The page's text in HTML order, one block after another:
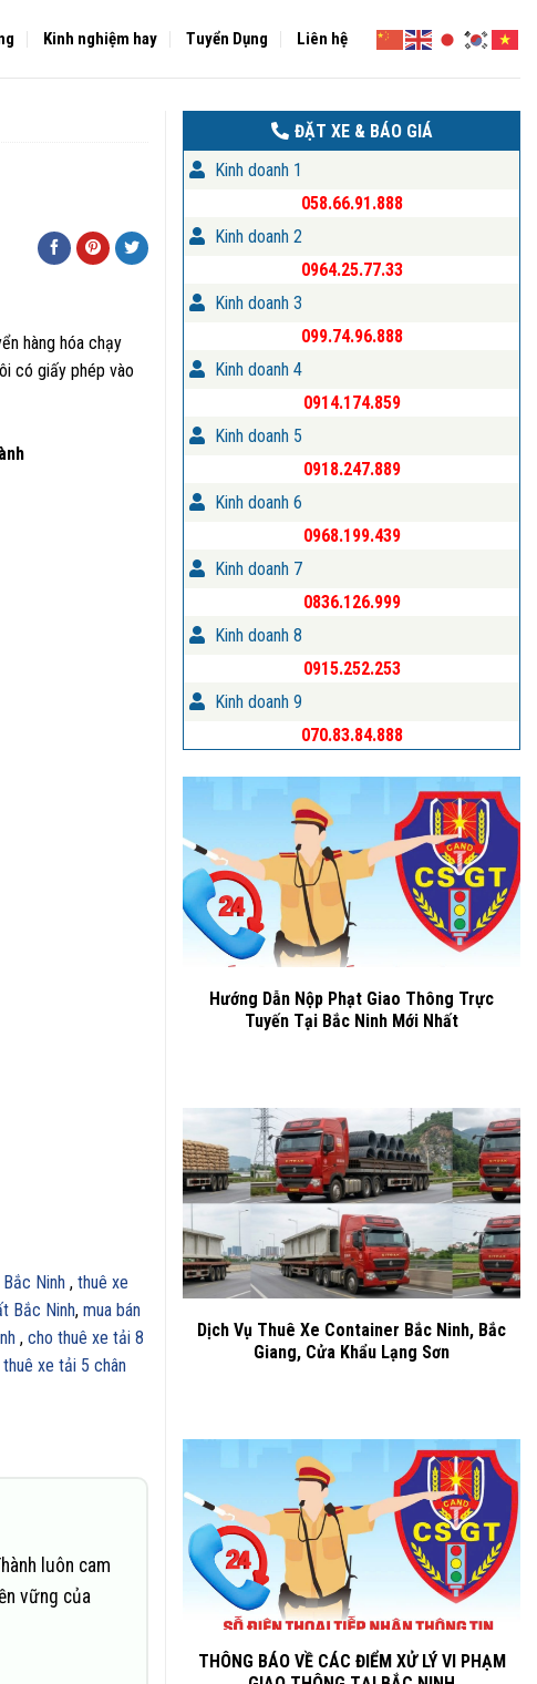
Kinh nghiệm hay Tuyển Dụng Liên hệ
hàng hóa chạy
có giấy phép vào
Ninh , thuê xe
Bắc Ninh, mua bán
, cho thuê xe tải 8
thuê xe tải 5 chân
luôn cam
vững của
ĐẶT XE & BÁO GIÁ
Kinh doanh 1
058.66.91.888
Kinh doanh 2
0964.25.77.33
Kinh doanh 3
099.74.96.888
Kinh doanh 4
0914.174.859
Kinh doanh 5
0918.247.889
Kinh doanh 6
0968.199.439
Kinh doanh 7
0836.126.999
Kinh doanh 8
0915.252.253
Kinh doanh 9
070.83.84.888
Hướng Dẫn Nộp Phạt Giao Thông Trực
Tuyến Tại Bắc Ninh Mới Nhất
Dịch Vụ Thuê Xe Container Bắc Ninh, Bắc
Giang, Cửa Khẩu Lạng Sơn
THÔNG BÁO VỀ CÁC ĐIỂM XỬ LÝ VI PHẠM